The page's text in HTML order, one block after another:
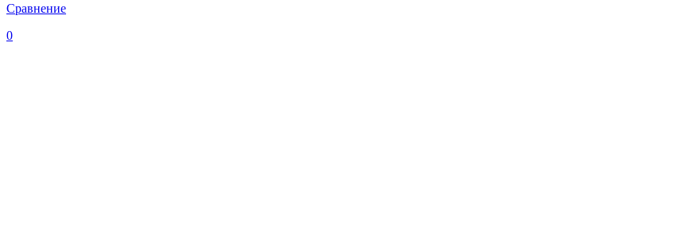
Сравнение
0